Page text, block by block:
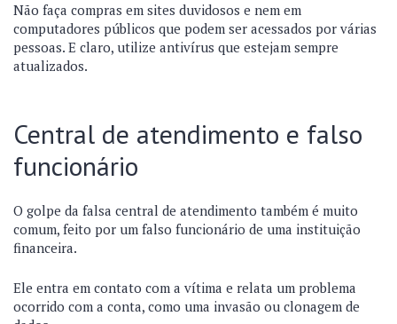
Não faça compras em sites duvidosos e nem em
computadores públicos que podem ser acessados por várias
pessoas. E claro, utilize antivírus que estejam sempre
atualizados.
Central de atendimento e falso
funcionário
O golpe da falsa central de atendimento também é muito
comum, feito por um falso funcionário de uma instituição
financeira.
Ele entra em contato com a vítima e relata um problema
ocorrido com a conta, como uma invasão ou clonagem de